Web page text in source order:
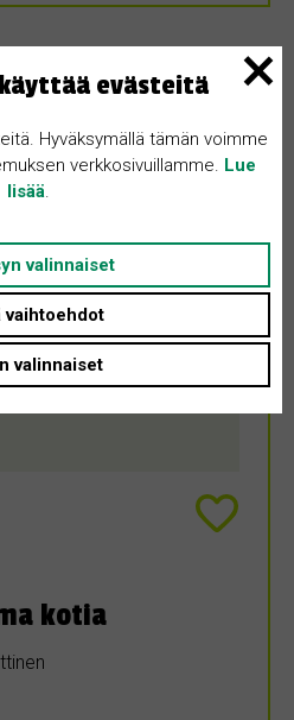
kotia
evästeitä
Hyväksymällä tämän voimme
verkkosivuillamme. Lue
lisää
valinnaiset
vaihtoehdot
valinnaiset